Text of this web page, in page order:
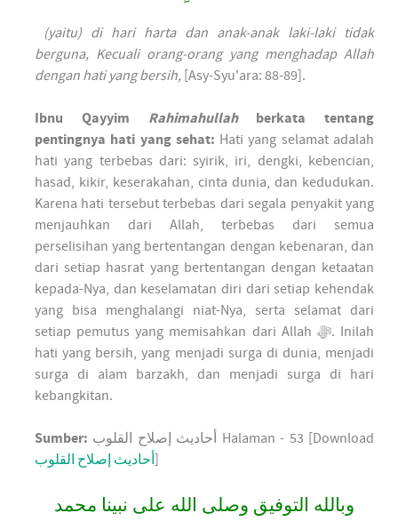
(yaitu) di hari harta dan anak-anak laki-laki tidak
berguna, Kecuali orang-orang yang menghadap Allah
dengan hati yang bersih, [Asy-Syu'ara: 88-89].
Ibnu Qayyim Rahimahullahberkata tentang
pentingnya hati yang sehat: Hati yang selamat adalah
hati yang terbebas dari: syirik, iri, dengki, kebencian,
hasad, kikir, keserakahan, cinta dunia, dan kedudukan.
Karena hati tersebut terbebas dari segala penyakit yang
menjauhkan dari Allah, terbebas dari semua
perselisihan yang bertentangan dengan kebenaran, dan
dari setiap hasrat yang bertentangan dengan ketaatan
kepada-Nya, dan keselamatan diri dari setiap kehendak
yang bisa menghalangi niat-Nya, serta selamat dari
setiap pemutus yang memisahkan dari Allah ﷻ. Inilah
hati yang bersih, yang menjadi surga di dunia, menjadi
surga di alam barzakh, dan menjadi surga di hari
kebangkitan.
Sumber:
أحاديث إصلاح القلوب Halaman - 53 [Download
أحاديث إصلاح القلوب
وبالله التوفيق وصلى الله على نبينا محمد